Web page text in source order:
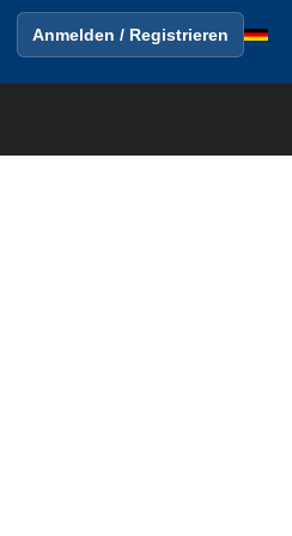
Anmelden / Registrieren